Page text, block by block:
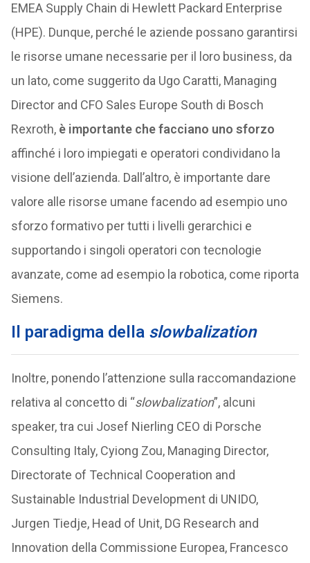
EMEA Supply Chain di Hewlett Packard Enterprise
(HPE). Dunque, perché le aziende possano garantirsi
le risorse umane necessarie per il loro business, da
un lato, come suggerito da Ugo Caratti, Managing
Director and CFO Sales Europe South di Bosch
Rexroth, è importante che facciano uno sforzo
affinché i loro impiegati e operatori condividano la
visione dell’azienda. Dall’altro, è importante dare
valore alle risorse umane facendo ad esempio uno
sforzo formativo per tutti i livelli gerarchici e
supportando i singoli operatori con tecnologie
avanzate, come ad esempio la robotica, come riporta
Siemens.
Il paradigma della slowbalization
Inoltre, ponendo l’attenzione sulla raccomandazione
relativa al concetto di “slowbalization”, alcuni
speaker, tra cui Josef Nierling CEO di Porsche
Consulting Italy, Cyiong Zou, Managing Director,
Directorate of Technical Cooperation and
Sustainable Industrial Development di UNIDO,
Jurgen Tiedje, Head of Unit, DG Research and
Innovation della Commissione Europea, Francesco